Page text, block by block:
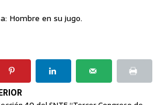
Hombre en su jugo.